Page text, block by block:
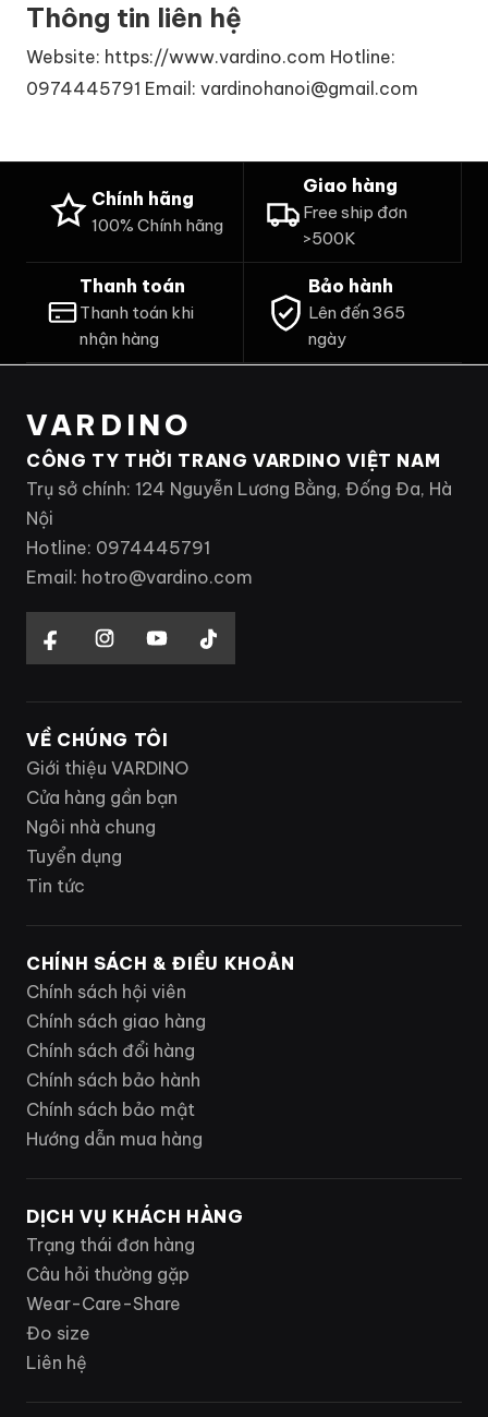
Thông tin liên hệ
Website: https://www.vardino.com Hotline:
0974445791 Email: vardinohanoi@gmail.com
Chính hãng
100% Chính hãng
Giao hàng
Free ship đơn
>500K
Thanh toán
Thanh toán khi
nhận hàng
Bảo hành
Lên đến 365
ngày
VARDINO
CÔNG TY THỜI TRANG VARDINO VIỆT NAM
Trụ sở chính: 124 Nguyễn Lương Bằng, Đống Đa, Hà
Nội
Hotline: 0974445791
Email: hotro@vardino.com
VỀ CHÚNG TÔI
Giới thiệu VARDINO
Cửa hàng gần bạn
Ngôi nhà chung
Tuyển dụng
Tin tức
CHÍNH SÁCH & ĐIỀU KHOẢN
Chính sách hội viên
Chính sách giao hàng
Chính sách đổi hàng
Chính sách bảo hành
Chính sách bảo mật
Hướng dẫn mua hàng
DỊCH VỤ KHÁCH HÀNG
Trạng thái đơn hàng
Câu hỏi thường gặp
Wear-Care-Share
Đo size
Liên hệ